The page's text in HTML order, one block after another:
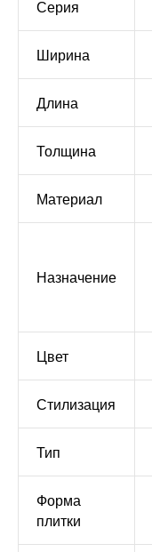
Серия
Ширина
Длина
Толщина
Материал
Назначение
Цвет
Стилизация
Тип
Форма
плитки